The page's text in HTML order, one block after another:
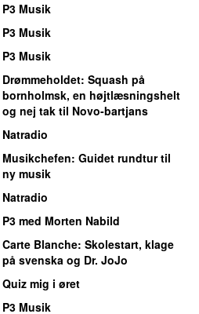
P3 Musik
P3 Musik
P3 Musik
Drømmeholdet: Squash på
bornholmsk, en højtlæsningshelt
og nej tak til Novo-bartjans
Natradio
Musikchefen: Guidet rundtur til
ny musik
Natradio
P3 med Morten Nabild
Carte Blanche: Skolestart, klage
på svenska og Dr. JoJo
Quiz mig i øret
P3 Musik